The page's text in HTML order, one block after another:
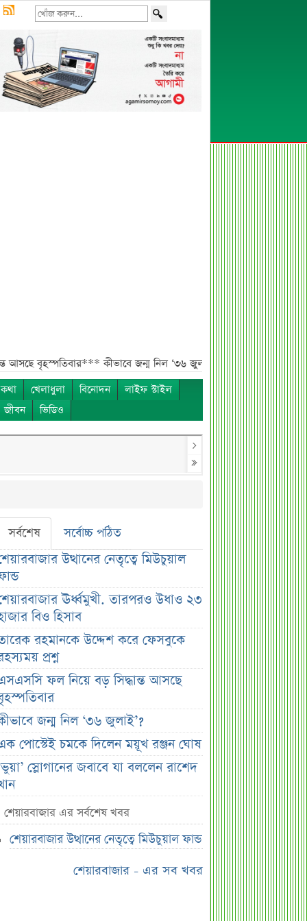
কীভাবে জন্ম নিল ‘৩৬ জুলাই’?*** এক পোস্টেই চমকে দিলেন
খেলাধুলা বিনোদন
লাইফ স্টাইল
জীবন ভিডিও
সর্বশেষ সর্বোচ্চ পঠিত
উত্থানের নেতৃত্বে মিউচুয়াল
ঊর্ধ্বমুখী. তারপরও উধাও ২৩
বিও হিসাব
রহমানকে উদ্দেশ করে ফেসবুকে
প্রশ্ন
ফল নিয়ে বড় সিদ্ধান্ত আসছে
জন্ম নিল ‘৩৬ জুলাই’?
পোস্টেই চমকে দিলেন ময়ূখ রঞ্জন ঘোষ
স্লোগানের জবাবে যা বললেন রাশেদ
শেখ হাসিনাকে উদ্দেশ করে যা বললেন
সব সম্পত্তি গৃহপরিচারিকার নামে লিখে
গেলেন জনপ্রিয় অভিনেতা
শেয়ারবাজার এর সর্বশেষ খবর
শেয়ারবাজার উত্থানের নেতৃত্বে মিউচুয়াল ফান্ড
শেয়ারবাজার - এর সব খবর